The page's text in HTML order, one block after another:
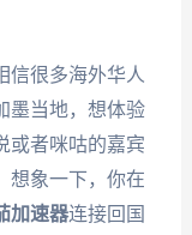
信很多海外华人
墨当地，想体验
或者咪咕的嘉宾
想象一下，你在
加速器连接回国